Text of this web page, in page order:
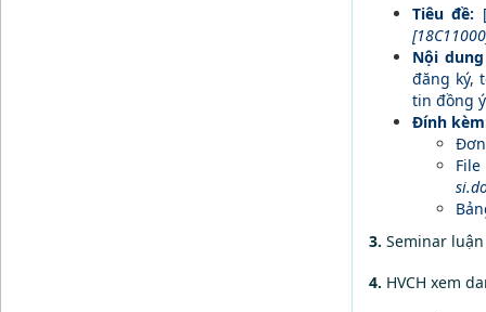
Tiêu đề:
Nội
đăng ký,
tin đồng
Đính
3. Seminar
4. HVCH xem